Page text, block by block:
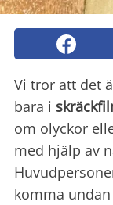
Vi tror att det
bara i
om olyckor
med hjälp av
komma